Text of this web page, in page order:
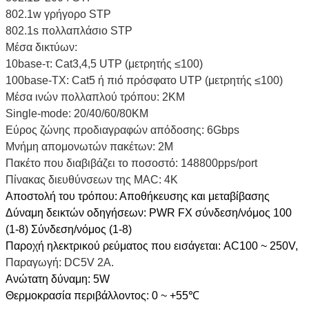
802.1w γρήγορο STP
802.1s πολλαπλάσιο STP
Μέσα δικτύων:
10base-τ: Cat3,4,5 UTP (μετρητής ≤100)
100base-TX: Cat5 ή πιό πρόσφατο UTP (μετρητής ≤100)
Μέσα ινών πολλαπλού τρόπου: 2KM
Single-mode: 20/40/60/80KM
Εύρος ζώνης προδιαγραφών απόδοσης: 6Gbps
Μνήμη απομονωτών πακέτων: 2M
Πακέτο που διαβιβάζει το ποσοστό: 148800pps/port
Πίνακας διευθύνσεων της MAC: 4K
Αποστολή του τρόπου: Αποθήκευσης και μεταβίβασης
Δύναμη δεικτών οδηγήσεων: PWR FX σύνδεση/νόμος 100
(1-8) Σύνδεση/νόμος (1-8)
Παροχή ηλεκτρικού ρεύματος που εισάγεται: AC100 ~ 250V,
Παραγωγή: DC5V 2A.
Ανώτατη δύναμη: 5W
Θερμοκρασία περιβάλλοντος: 0 ~ +55℃